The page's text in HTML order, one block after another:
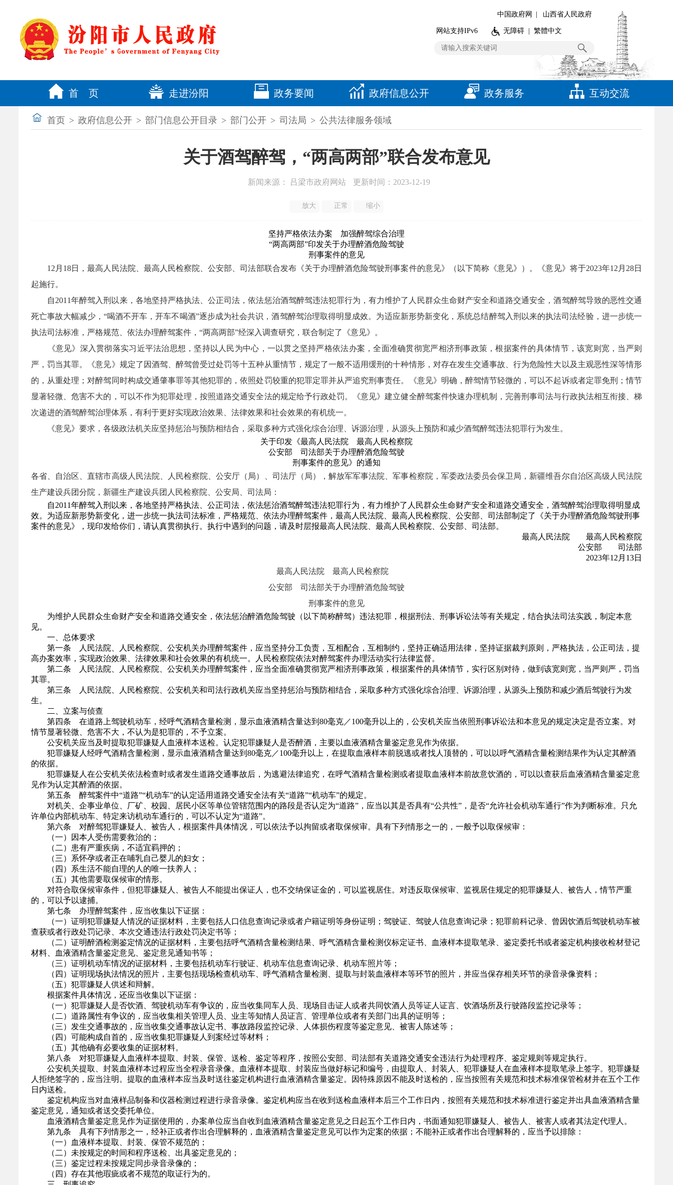
中国政府网 山西省人民政府
网站支持IPv6 无障碍 繁體中文
首 页 走进汾阳 政务要闻 政府信息公开 政务服务 互动交流
首页 > 政府信息公开 > 部门信息公开目录 > 部门公开 > 司法局 > 公共法律服务领域
关于酒驾醉驾，“两高两部”联合发布意见
新闻来源： 吕梁市政府网站 更新时间：2023-12-19
放大 正常 缩小
坚持严格依法办案 加强醉驾综合治理
“两高两部”印发关于办理醉酒危险驾驶
刑事案件的意见
12月18日，最高人民法院、最高人民检察院、公安部、司法部联合发布《关于办理醉酒危险驾驶刑事案件的意见》（以下简称《意见》）。《意见》将于2023年12月28日
起施行。
自2011年醉驾入刑以来，各地坚持严格执法、公正司法，依法惩治酒驾醉驾违法犯罪行为，有力维护了人民群众生命财产安全和道路交通安全，酒驾醉驾导致的恶性交通
死亡事故大幅减少，“喝酒不开车，开车不喝酒”逐步成为社会共识，酒驾醉驾治理取得明显成效。为适应新形势新变化，系统总结醉驾入刑以来的执法司法经验，进一步统一
执法司法标准，严格规范、依法办理醉驾案件，“两高两部”经深入调查研究，联合制定了《意见》。
《意见》深入贯彻落实习近平法治思想，坚持以人民为中心，一以贯之坚持严格依法办案，全面准确贯彻宽严相济刑事政策，根据案件的具体情节，该宽则宽，当严则
严，罚当其罪。《意见》规定了因酒驾、醉驾曾受过处罚等十五种从重情节，规定了一般不适用缓刑的十种情形，对存在发生交通事故、行为危险性大以及主观恶性深等情形
的，从重处理；对醉驾同时构成交通肇事罪等其他犯罪的，依照处罚较重的犯罪定罪并从严追究刑事责任。《意见》明确，醉驾情节轻微的，可以不起诉或者定罪免刑；情节
显著轻微、危害不大的，可以不作为犯罪处理，按照道路交通安全法的规定给予行政处罚。《意见》建立健全醉驾案件快速办理机制，完善刑事司法与行政执法相互衔接、梯
次递进的酒驾醉驾治理体系，有利于更好实现政治效果、法律效果和社会效果的有机统一。
《意见》要求，各级政法机关应坚持惩治与预防相结合，采取多种方式强化综合治理、诉源治理，从源头上预防和减少酒驾醉驾违法犯罪行为发生。
关于印发《最高人民法院 最高人民检察院
公安部 司法部关于办理醉酒危险驾驶
刑事案件的意见》的通知
各省、自治区、直辖市高级人民法院、人民检察院、公安厅（局）、司法厅（局），解放军军事法院、军事检察院，军委政法委员会保卫局，新疆维吾尔自治区高级人民法院
生产建设兵团分院，新疆生产建设兵团人民检察院、公安局、司法局：
自2011年醉驾入刑以来，各地坚持严格执法、公正司法，依法惩治酒驾醉驾违法犯罪行为，有力维护了人民群众生命财产安全和道路交通安全，酒驾醉驾治理取得明显成
效。为适应新形势新变化，进一步统一执法司法标准，严格规范、依法办理醉驾案件，最高人民法院、最高人民检察院、公安部、司法部制定了《关于办理醉酒危险驾驶刑事
案件的意见》，现印发给你们，请认真贯彻执行。执行中遇到的问题，请及时层报最高人民法院、最高人民检察院、公安部、司法部。
最高人民法院 最高人民检察院
公安部 司法部
2023年12月13日
最高人民法院 最高人民检察院
公安部 司法部关于办理醉酒危险驾驶
刑事案件的意见
为维护人民群众生命财产安全和道路交通安全，依法惩治醉酒危险驾驶（以下简称醉驾）违法犯罪，根据刑法、刑事诉讼法等有关规定，结合执法司法实践，制定本意
见。
一、总体要求
第一条 人民法院、人民检察院、公安机关办理醉驾案件，应当坚持分工负责，互相配合，互相制约，坚持正确适用法律，坚持证据裁判原则，严格执法，公正司法，提
高办案效率，实现政治效果、法律效果和社会效果的有机统一。人民检察院依法对醉驾案件办理活动实行法律监督。
第二条 人民法院、人民检察院、公安机关办理醉驾案件，应当全面准确贯彻宽严相济刑事政策，根据案件的具体情节，实行区别对待，做到该宽则宽，当严则严，罚当
其罪。
第三条 人民法院、人民检察院、公安机关和司法行政机关应当坚持惩治与预防相结合，采取多种方式强化综合治理、诉源治理，从源头上预防和减少酒后驾驶行为发
生。
二、立案与侦查
第四条 在道路上驾驶机动车，经呼气酒精含量检测，显示血液酒精含量达到80毫克／100毫升以上的，公安机关应当依照刑事诉讼法和本意见的规定决定是否立案。对
情节显著轻微、危害不大，不认为是犯罪的，不予立案。
公安机关应当及时提取犯罪嫌疑人血液样本送检。认定犯罪嫌疑人是否醉酒，主要以血液酒精含量鉴定意见作为依据。
犯罪嫌疑人经呼气酒精含量检测，显示血液酒精含量达到80毫克／100毫升以上，在提取血液样本前脱逃或者找人顶替的，可以以呼气酒精含量检测结果作为认定其醉酒
的依据。
犯罪嫌疑人在公安机关依法检查时或者发生道路交通事故后，为逃避法律追究，在呼气酒精含量检测或者提取血液样本前故意饮酒的，可以以查获后血液酒精含量鉴定意
见作为认定其醉酒的依据。
第五条 醉驾案件中“道路”“机动车”的认定适用道路交通安全法有关“道路”“机动车”的规定。
对机关、企事业单位、厂矿、校园、居民小区等单位管辖范围内的路段是否认定为“道路”，应当以其是否具有“公共性”，是否“允许社会机动车通行”作为判断标准。只允
许单位内部机动车、特定来访机动车通行的，可以不认定为“道路”。
第六条 对醉驾犯罪嫌疑人、被告人，根据案件具体情况，可以依法予以拘留或者取保候审。具有下列情形之一的，一般予以取保候审：
（一）因本人受伤需要救治的；
（二）患有严重疾病，不适宜羁押的；
（三）系怀孕或者正在哺乳自己婴儿的妇女；
（四）系生活不能自理的人的唯一扶养人；
（五）其他需要取保候审的情形。
对符合取保候审条件，但犯罪嫌疑人、被告人不能提出保证人，也不交纳保证金的，可以监视居住。对违反取保候审、监视居住规定的犯罪嫌疑人、被告人，情节严重
的，可以予以逮捕。
第七条 办理醉驾案件，应当收集以下证据：
（一）证明犯罪嫌疑人情况的证据材料，主要包括人口信息查询记录或者户籍证明等身份证明；驾驶证、驾驶人信息查询记录；犯罪前科记录、曾因饮酒后驾驶机动车被
查获或者行政处罚记录、本次交通违法行政处罚决定书等；
（二）证明醉酒检测鉴定情况的证据材料，主要包括呼气酒精含量检测结果、呼气酒精含量检测仪标定证书、血液样本提取笔录、鉴定委托书或者鉴定机构接收检材登记
材料、血液酒精含量鉴定意见、鉴定意见通知书等；
（三）证明机动车情况的证据材料，主要包括机动车行驶证、机动车信息查询记录、机动车照片等；
（四）证明现场执法情况的照片，主要包括现场检查机动车、呼气酒精含量检测、提取与封装血液样本等环节的照片，并应当保存相关环节的录音录像资料；
（五）犯罪嫌疑人供述和辩解。
根据案件具体情况，还应当收集以下证据：
（一）犯罪嫌疑人是否饮酒、驾驶机动车有争议的，应当收集同车人员、现场目击证人或者共同饮酒人员等证人证言、饮酒场所及行驶路段监控记录等；
（二）道路属性有争议的，应当收集相关管理人员、业主等知情人员证言、管理单位或者有关部门出具的证明等；
（三）发生交通事故的，应当收集交通事故认定书、事故路段监控记录、人体损伤程度等鉴定意见、被害人陈述等；
（四）可能构成自首的，应当收集犯罪嫌疑人到案经过等材料；
（五）其他确有必要收集的证据材料。
第八条 对犯罪嫌疑人血液样本提取、封装、保管、送检、鉴定等程序，按照公安部、司法部有关道路交通安全违法行为处理程序、鉴定规则等规定执行。
公安机关提取、封装血液样本过程应当全程录音录像。血液样本提取、封装应当做好标记和编号，由提取人、封装人、犯罪嫌疑人在血液样本提取笔录上签字。犯罪嫌疑
人拒绝签字的，应当注明。提取的血液样本应当及时送往鉴定机构进行血液酒精含量鉴定。因特殊原因不能及时送检的，应当按照有关规范和技术标准保管检材并在五个工作
日内送检。
鉴定机构应当对血液样品制备和仪器检测过程进行录音录像。鉴定机构应当在收到送检血液样本后三个工作日内，按照有关规范和技术标准进行鉴定并出具血液酒精含量
鉴定意见，通知或者送交委托单位。
血液酒精含量鉴定意见作为证据使用的，办案单位应当自收到血液酒精含量鉴定意见之日起五个工作日内，书面通知犯罪嫌疑人、被告人、被害人或者其法定代理人。
第九条 具有下列情形之一，经补正或者作出合理解释的，血液酒精含量鉴定意见可以作为定案的依据；不能补正或者作出合理解释的，应当予以排除：
（一）血液样本提取、封装、保管不规范的；
（二）未按规定的时间和程序送检、出具鉴定意见的；
（三）鉴定过程未按规定同步录音录像的；
（四）存在其他瑕疵或者不规范的取证行为的。